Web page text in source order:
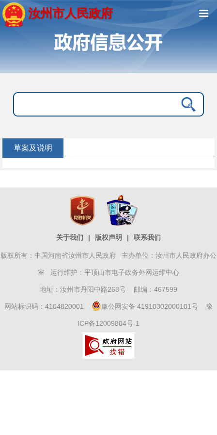
汝州市人民政府
草案及说明
关于我们 | 版权声明 | 联系我们
版权所有：中国河南省汝州市人民政府 主办单位：汝州市人民政府办公
室 运行维护：平顶山市电子政务外网运维中心
地址：汝州市丹阳中路268号 邮编：467599
网站标识码：4104820001 豫公网安备 41910302000101号 豫
ICP备12009804号-1